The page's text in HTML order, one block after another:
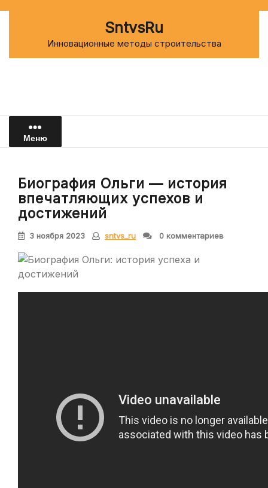
SntvsRu
Инновационные методы строительства
Меню
Биография Ольги — история
впечатляющих успехов и
достижений
3 ноября 2023 sntvs_ru 0 комментариев